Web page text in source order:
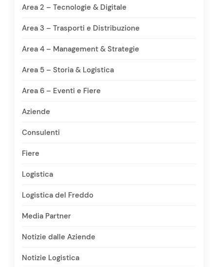
Area 2 – Tecnologie & Digitale
Area 3 – Trasporti e Distribuzione
Area 4 – Management & Strategie
Area 5 – Storia & Logistica
Area 6 – Eventi e Fiere
Aziende
Consulenti
Fiere
Logistica
Logistica del Freddo
Media Partner
Notizie dalle Aziende
Notizie Logistica